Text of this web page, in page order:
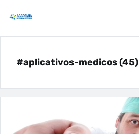
#aplicativos-medicos (45)